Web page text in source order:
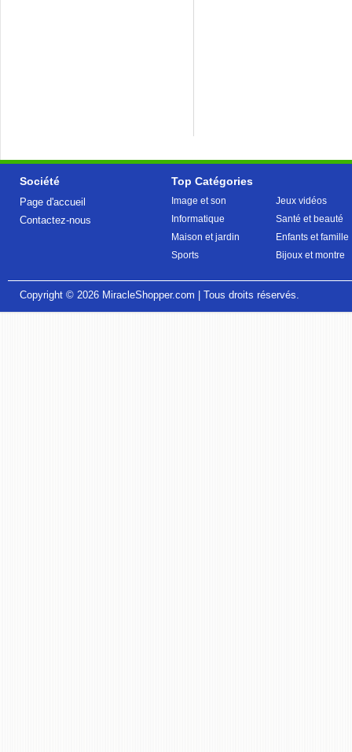
Société
Page d'accueil
Contactez-nous
Top Catégories
Image et son
Informatique
Maison et jardin
Sports
Jeux vidéos
Santé et beauté
Enfants et famille
Bijoux et montre
Copyright © 2026 MiracleShopper.com | Tous droits réservés.